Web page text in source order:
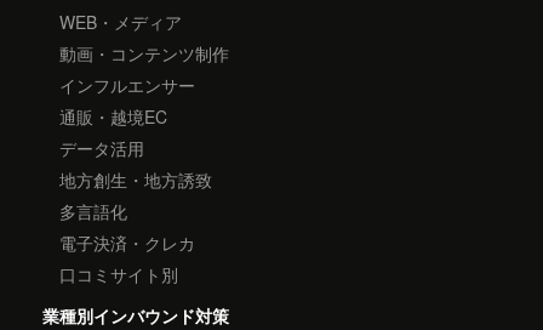
WEB・メディア
動画・コンテンツ制作
インフルエンサー
通販・越境EC
データ活用
地方創生・地方誘致
多言語化
電子決済・クレカ
口コミサイト別
業種別インバウンド対策